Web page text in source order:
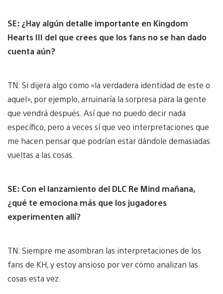
SE: ¿Hay algún detalle importante en Kingdom
Hearts III del que crees que los fans no se han dado
cuenta aún?
TN: Si dijera algo como «la verdadera identidad de este o
aquel», por ejemplo, arruinaría la sorpresa para la gente
que vendrá después. Así que no puedo decir nada
específico, pero a veces sí que veo interpretaciones que
me hacen pensar que podrían estar dándole demasiadas
vueltas a las cosas.
SE: Con el lanzamiento del DLC Re Mind mañana,
¿qué te emociona más que los jugadores
experimenten allí?
TN: Siempre me asombran las interpretaciones de los
fans de KH, y estoy ansioso por ver cómo analizan las
cosas esta vez.